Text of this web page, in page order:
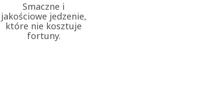
Smaczne i
jakościowe jedzenie,
które nie kosztuje
fortuny.